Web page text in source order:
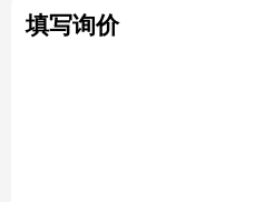
填写询价